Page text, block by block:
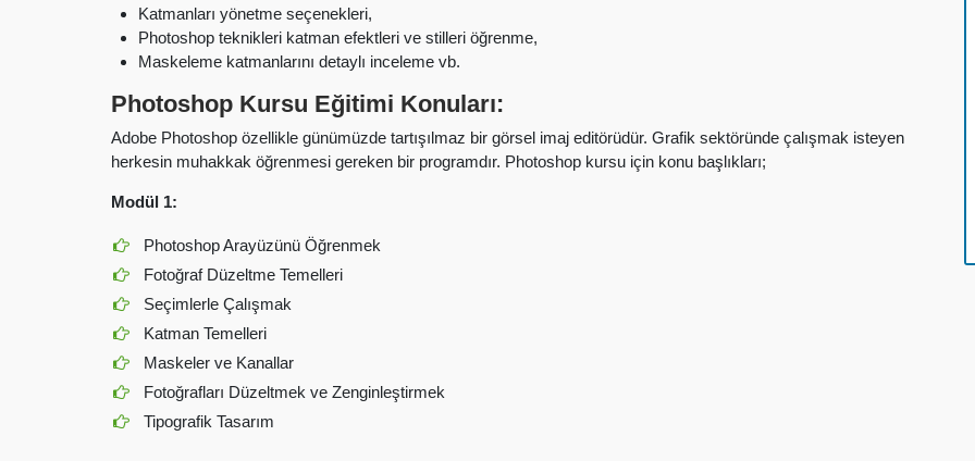
Katmanları yönetme seçenekleri,
Photoshop teknikleri katman efektleri ve stilleri öğrenme,
Maskeleme katmanlarını detaylı inceleme vb.
Photoshop Kursu Eğitimi Konuları:
Adobe Photoshop özellikle günümüzde tartışılmaz bir görsel imaj editörüdür. Grafik sektöründe çalışmak isteyen
herkesin muhakkak öğrenmesi gereken bir programdır. Photoshop kursu için konu başlıkları;
Modül 1:
Photoshop Arayüzünü Öğrenmek
Fotoğraf Düzeltme Temelleri
Seçimlerle Çalışmak
Katman Temelleri
Maskeler ve Kanallar
Fotoğrafları Düzeltmek ve Zenginleştirmek
Tipografik Tasarım